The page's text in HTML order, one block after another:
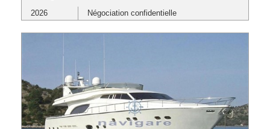
2026 Négociation confidentielle